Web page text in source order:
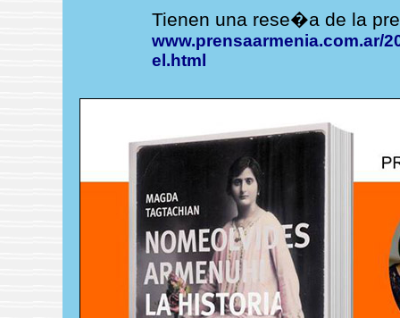
Tienen una rese�a de la
www.prensaarmenia.com.ar/
el.html